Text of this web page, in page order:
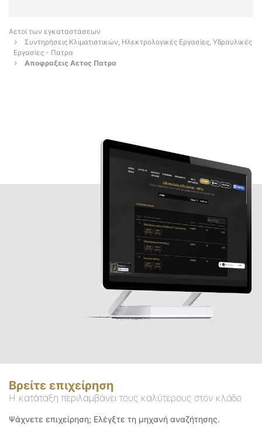
Αετοί των εγκαταστάσεων
Συντηρήσεις Κλιματιστικών, Ηλεκτρολογικές Εργασίες, Υδραυλικές
Εργασίες - Πατρα
Αποφραξεις Αετος Πατρα
Βρείτε επιχείρηση
Η κατάταξη περιλαμβάνει τους καλύτερους στον κλάδο
Ψάχνετε επιχείρηση; Ελέγξτε τη μηχανή αναζήτησης.